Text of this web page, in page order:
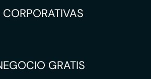
GRATIS